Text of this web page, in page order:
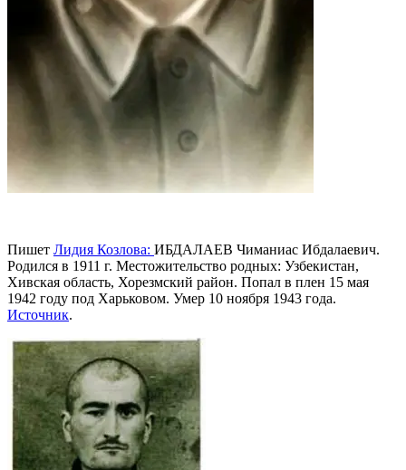
Пишет Лидия Козлова: ИБДАЛАЕВ Чиманиас Ибдалаевич.
Родился в 1911 г. Местожительство родных: Узбекистан,
Хивская область, Хорезмский район. Попал в плен 15 мая
1942 году под Харьковом. Умер 10 ноября 1943 года.
Источник.